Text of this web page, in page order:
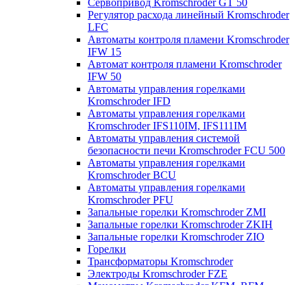
Cервопривод Kromschroder GT 50
Регулятор расхода линейный Kromschroder
LFC
Автоматы контроля пламени Kromschroder
IFW 15
Автомат контроля пламени Kromschroder
IFW 50
Автоматы управления горелками
Kromschroder IFD
Автоматы управления горелками
Kromschroder IFS110IM, IFS111IM
Автоматы управления системой
безопасности печи Kromschroder FCU 500
Автоматы управления горелками
Kromschroder BCU
Автоматы управления горелками
Kromschroder PFU
Запальные горелки Kromschroder ZМI
Запальные горелки Kromschroder ZKIH
Запальные горелки Kromschroder ZIO
Горелки
Трансформаторы Kromschroder
Электроды Kromschroder FZE